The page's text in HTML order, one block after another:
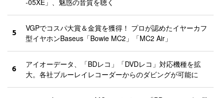
-05XE」、魅惑の音質を聴く
5
VGPでコスパ大賞＆金賞を獲得！ プロが認めたイヤーカフ
型イヤホンBaseus「Bowie MC2」「MC2 Air」
6
アイオーデータ、「BDレコ」「DVDレコ」対応機種を拡
大。各社ブルーレイレコーダーからのダビングが可能に